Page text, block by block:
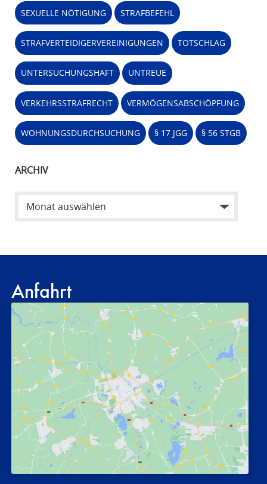
SEXUELLE NÖTIGUNG STRAFBEFEHL
STRAFVERTEIDIGERVEREINIGUNGEN TOTSCHLAG
UNTERSUCHUNGSHAFT UNTREUE
VERKEHRSSTRAFRECHT VERMÖGENSABSCHÖPFUNG
WOHNUNGSDURCHSUCHUNG § 17 JGG § 56 STGB
ARCHIV
Anfahrt